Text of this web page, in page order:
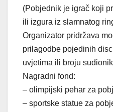
(Pobjednik je igrač koji
ili izgura iz slamnatog
Organizator pridržava
prilagodbe pojedinih
uvjetima ili broju
Nagradni fond:
– olimpijski pehar za
– sportske statue za